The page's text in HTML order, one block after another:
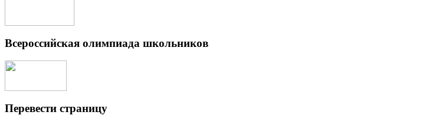
Всероссийская олимпиада школьников
Перевести страницу